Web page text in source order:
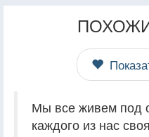
Мы все живем под
каждого из нас